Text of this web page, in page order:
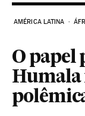
AMÉRICA LATINA
O papel
Humala